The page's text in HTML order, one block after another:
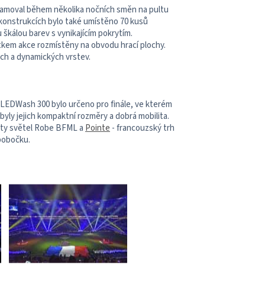
během několika nočních směn na pultu
bylo také umístěno 70 kusů
barev s vynikajícím pokrytím.
akce rozmístěny na obvodu hrací plochy.
a dynamických vrstev.
300 bylo určeno pro finále, ve kterém
jejich kompaktní rozměry a dobrá mobilita.
světel Robe BFML a Pointe - francouzský trh